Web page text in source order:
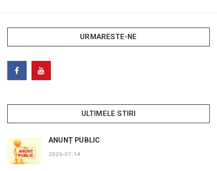
URMARESTE-NE
ULTIMELE STIRI
ANUNȚ PUBLIC
2026-07-14